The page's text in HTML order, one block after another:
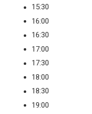
15:30
16:00
16:30
17:00
17:30
18:00
18:30
19:00